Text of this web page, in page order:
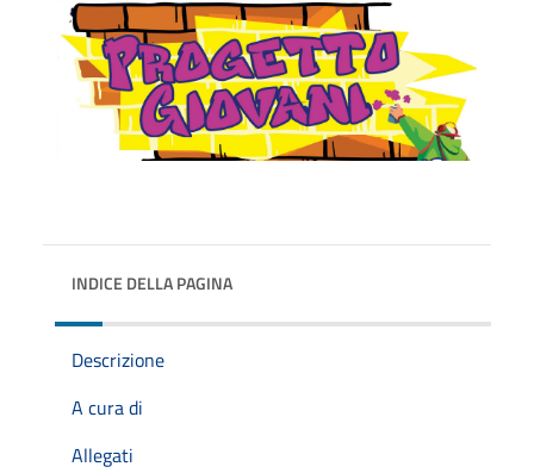
INDICE DELLA PAGINA
Descrizione
A cura di
Allegati